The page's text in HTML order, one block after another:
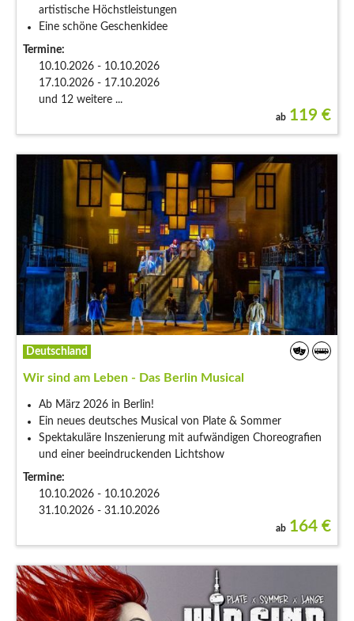
artistische Höchstleistungen
Eine schöne Geschenkidee
Termine:
10.10.2026 - 10.10.2026
17.10.2026 - 17.10.2026
und 12 weitere ...
ab 119 €
Deutschland
Wir sind am Leben - Das Berlin Musical
Ab März 2026 in Berlin!
Ein neues deutsches Musical von Plate & Sommer
Spektakuläre Inszenierung mit aufwändigen Choreografien
und einer beeindruckenden Lichtshow
Termine:
10.10.2026 - 10.10.2026
31.10.2026 - 31.10.2026
ab 164 €